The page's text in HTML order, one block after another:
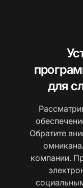
для
Обратите
компании.